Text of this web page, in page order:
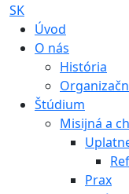
SK
Úvod
O nás
História
Štúdium
Misijná a
Prax